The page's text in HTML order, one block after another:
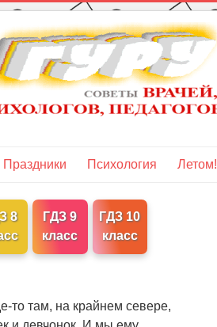
Праздники Психология Летом!
8
ГДЗ 9
класс
ГДЗ 10
класс
то там, на крайнем севере,